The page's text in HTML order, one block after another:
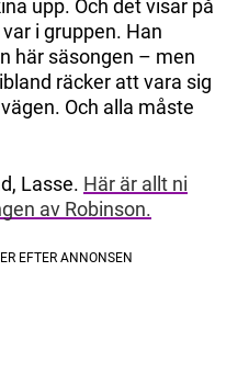
upp. Och det visar på
i gruppen. Han
här säsongen – men
räcker att vara sig
Och alla måste
Lasse. Här är allt ni
av Robinson.